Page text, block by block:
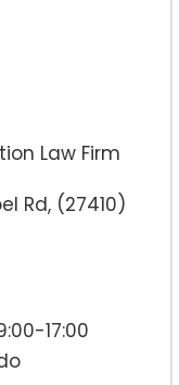
Law Firm
Rd, (27410)
17:00